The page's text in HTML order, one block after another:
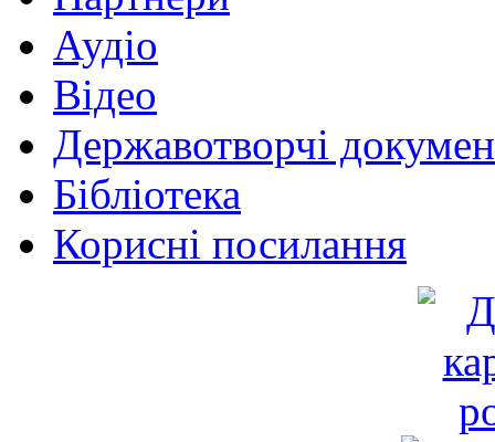
Аудіо
Відео
Державотворчі
Бібліотека
Корисні посилання